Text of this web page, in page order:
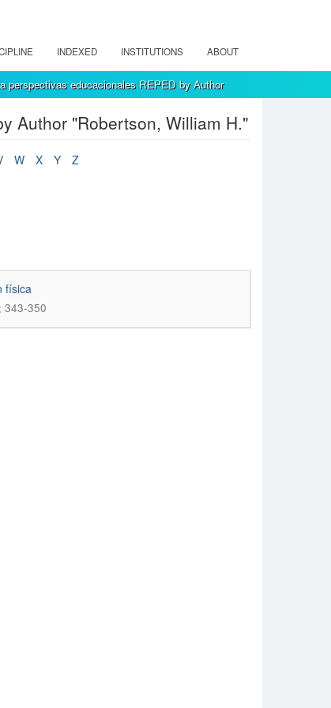
INDEXED INSTITUTIONS ABOUT
perspectivas educacionales REPED by Author
Author "Robertson, William H."
W X Y
Z
física
343-350